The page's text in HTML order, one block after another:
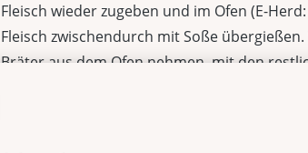
Fleisch wieder zugeben und im Ofen (E-
Fleisch zwischendurch mit Soße
Bräter aus dem Ofen nehmen, mit den